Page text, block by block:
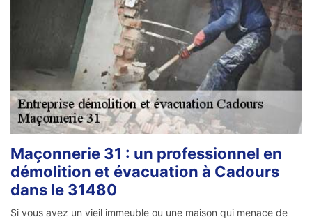
Maçonnerie 31 : un professionnel en
démolition et évacuation à Cadours
dans le 31480
Si vous avez un vieil immeuble ou une maison qui menace de